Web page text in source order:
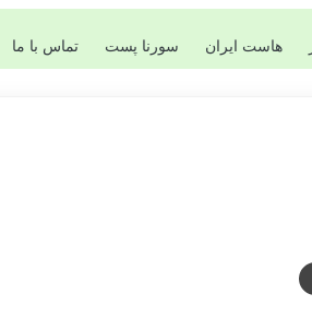
هاست ایران سورنا پست تماس با ما